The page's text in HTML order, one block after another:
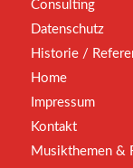
Consulting
Datenschutz
Historie /
Home
Impressum
Kontakt
Musikthemen &